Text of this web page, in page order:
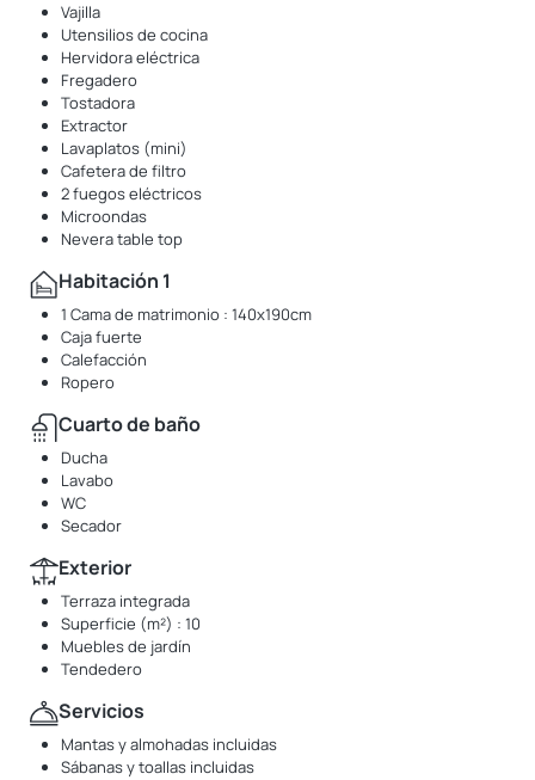
Vajilla
Utensilios de cocina
Hervidora eléctrica
Fregadero
Tostadora
Extractor
Lavaplatos (mini)
Cafetera de filtro
2 fuegos eléctricos
Microondas
Nevera table top
Habitación 1
1 Cama de matrimonio : 140x190cm
Caja fuerte
Calefacción
Ropero
Cuarto de baño
Ducha
Lavabo
WC
Secador
Exterior
Terraza integrada
Superficie (m²) : 10
Muebles de jardín
Tendedero
Servicios
Mantas y almohadas incluidas
Sábanas y toallas incluidas